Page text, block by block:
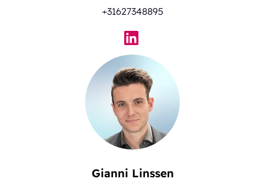
+31627348895
Gianni Linssen